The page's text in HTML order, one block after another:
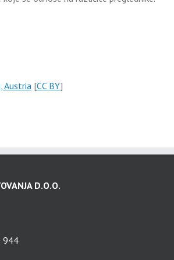
Austria [CC BY]
D.O.O.
944